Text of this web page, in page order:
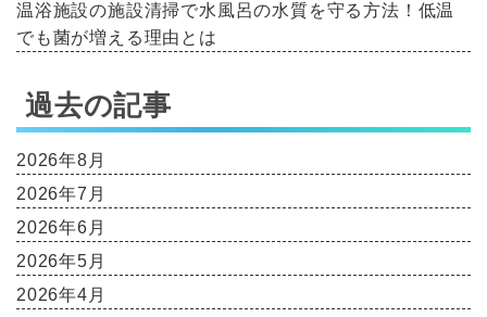
温浴施設の施設清掃で水風呂の水質を守る方法！低温
でも菌が増える理由とは
過去の記事
2026年8月
2026年7月
2026年6月
2026年5月
2026年4月